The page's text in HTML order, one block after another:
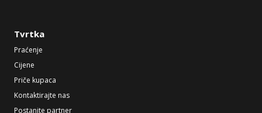
Tvrtka
Praćenje
Cijene
Priče kupaca
Kontaktirajte nas
Postanite partner